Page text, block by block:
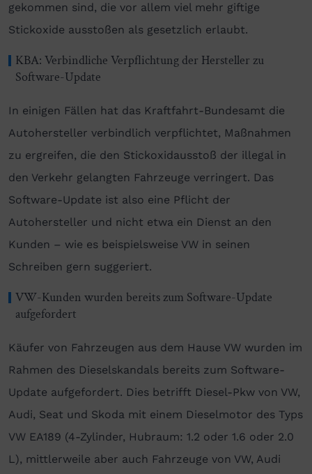
gekommen sind, die vor allem viel mehr giftige
Stickoxide ausstoßen als gesetzlich erlaubt.
KBA: Verbindliche Verpflichtung der Hersteller zu
Software-Update
In einigen Fällen hat das Kraftfahrt-Bundesamt die
Autohersteller verbindlich verpflichtet, Maßnahmen
zu ergreifen, die den Stickoxidausstoß der illegal in
den Verkehr gelangten Fahrzeuge verringert. Das
Software-Update ist also eine Pflicht der
Autohersteller und nicht etwa ein Dienst an den
Kunden – wie es beispielsweise VW in seinen
Schreiben gern suggeriert.
VW-Kunden wurden bereits zum Software-Update
aufgefordert
Käufer von Fahrzeugen aus dem Hause VW wurden im
Rahmen des Dieselskandals bereits zum Software-
Update aufgefordert. Dies betrifft Diesel-Pkw von VW,
Audi, Seat und Skoda mit einem Dieselmotor des Typs
VW EA189 (4-Zylinder, Hubraum: 1.2 oder 1.6 oder 2.0
L), mittlerweile aber auch Fahrzeuge von VW, Audi